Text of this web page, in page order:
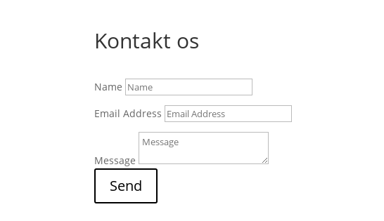
Kontakt os
Name
Email Address
Message
Send